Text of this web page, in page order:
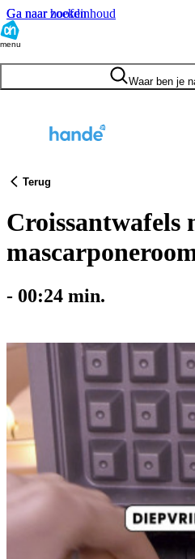
Ga naar hoofdinhoud
Ga naar zoeken
menu
Waar ben je
Terug
Croissantwafels
- 00:24 min.